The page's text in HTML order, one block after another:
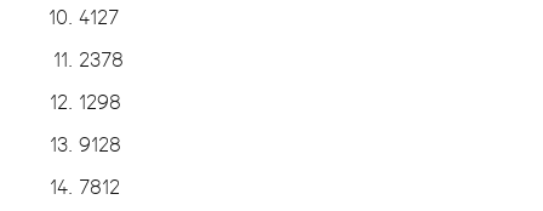
4127
2378
1298
9128
7812